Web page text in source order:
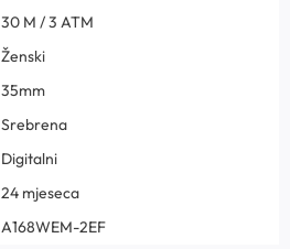
30 M / 3 ATM
Ženski
35mm
Srebrena
Digitalni
24 mjeseca
A168WEM-2EF